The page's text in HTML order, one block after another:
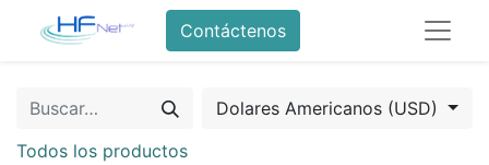
Contáctenos
Dolares Americanos (USD)
Todos los productos